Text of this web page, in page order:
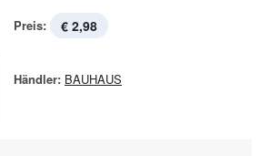
Preis: € 2,98
Händler: BAUHAUS